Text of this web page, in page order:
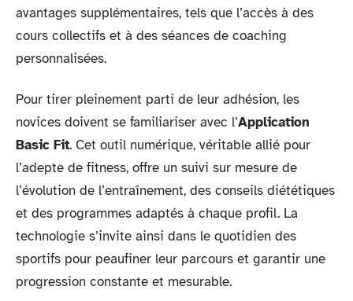
avantages supplémentaires, tels que l’accès à des
cours collectifs et à des séances de coaching
personnalisées.
Pour tirer pleinement parti de leur adhésion, les
novices doivent se familiariser avec l’Application
Basic Fit. Cet outil numérique, véritable allié pour
l’adepte de fitness, offre un suivi sur mesure de
l’évolution de l’entraînement, des conseils diététiques
et des programmes adaptés à chaque profil. La
technologie s’invite ainsi dans le quotidien des
sportifs pour peaufiner leur parcours et garantir une
progression constante et mesurable.